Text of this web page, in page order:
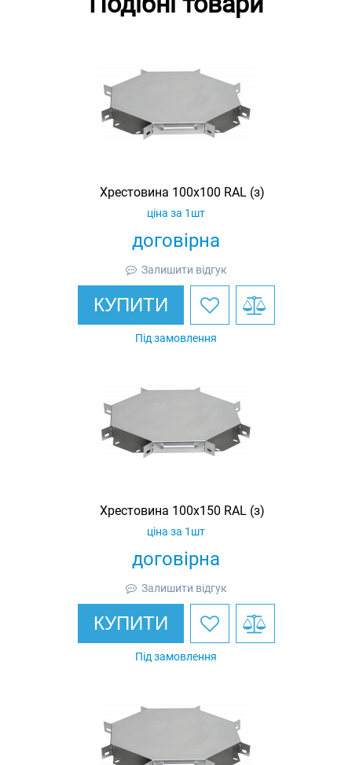
Хрестовина 100х100 RAL (з)
договірна
ціна за 1шт
Залишити відгук
КУПИТИ
Під замовлення
Хрестовина 100х150 RAL (з)
договірна
ціна за 1шт
Залишити відгук
КУПИТИ
Під замовлення